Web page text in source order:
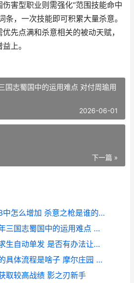
害型职业则需强化“范围技能命中
条，一次技能即可积累大量杀意。
先点满和杀意相关的被动天赋，
上。
国志蜀国中的运用难点 对付周瑜用
2026-06-01
下一篇 »
技能杀意在影之刃3中怎么增加 杀意之枪是谁的技能
怎么克服周瑜在少年三国志蜀国中的运用难点 对付周瑜用什么英雄
是否有办法让绝地求生自动单发 是否有办法让绝经期延长
摩尔庄园种子播种的具体流程是啥子 摩尔庄园 播种
取较高战绩 影之刃新手